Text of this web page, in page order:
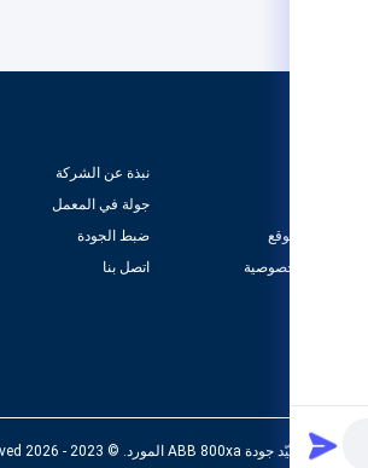
نبذة عن الشركة
جولة في المعمل
ضبط الجودة
اتصل بنا
خريطة الموقع
سياسة الخصوصية
الصين جيّد جودة ABB 800xa المورد. © 2023 - 2026 Sumset International Trading Co.,Ltd. All Rights Reserved.